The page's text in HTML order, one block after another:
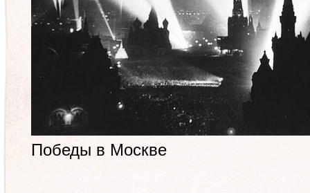
Победы в Москве